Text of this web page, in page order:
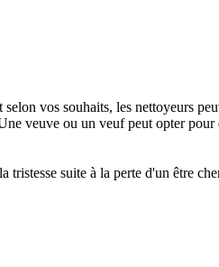
vos souhaits, les nettoyeurs
veuve ou un veuf peut opter
suite à la perte d'un être cher